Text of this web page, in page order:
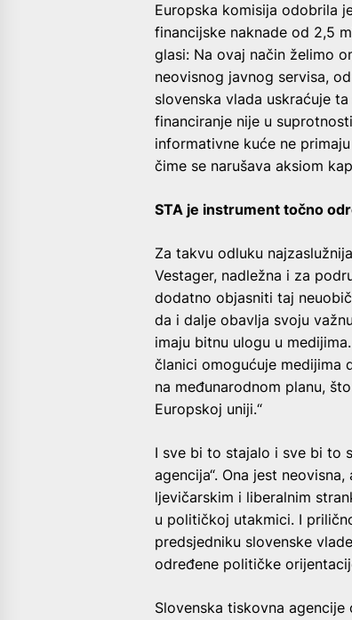
Europska komisija odobrila
financijske naknade od 2,5
glasi: Na ovaj način želimo
neovisnog javnog servisa,
slovenska vlada uskraćuje
financiranje nije u
informativne kuće ne
čime se narušava aksiom
STA je instrument točno
Za takvu odluku
Vestager, nadležna i za
dodatno objasniti taj
da i dalje obavlja svoju
imaju bitnu ulogu u
članici omogućuje medijima
na međunarodnom planu,
Europskoj uniji.“
I sve bi to stajalo i sve bi to
agencija“. Ona jest
ljevičarskim i liberalnim
u političkoj utakmici. I
predsjedniku slovenske
određene političke
Slovenska tiskovna